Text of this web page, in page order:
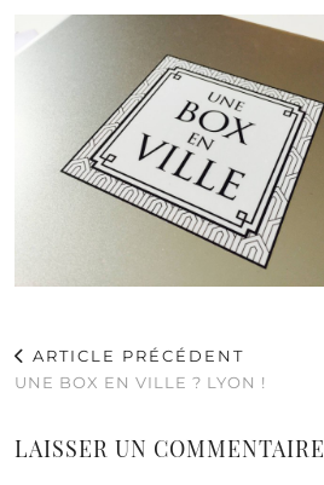
ARTICLE PRÉCÉDENT
UNE BOX EN VILLE ? LYON !
LAISSER UN COMMENTAIRE